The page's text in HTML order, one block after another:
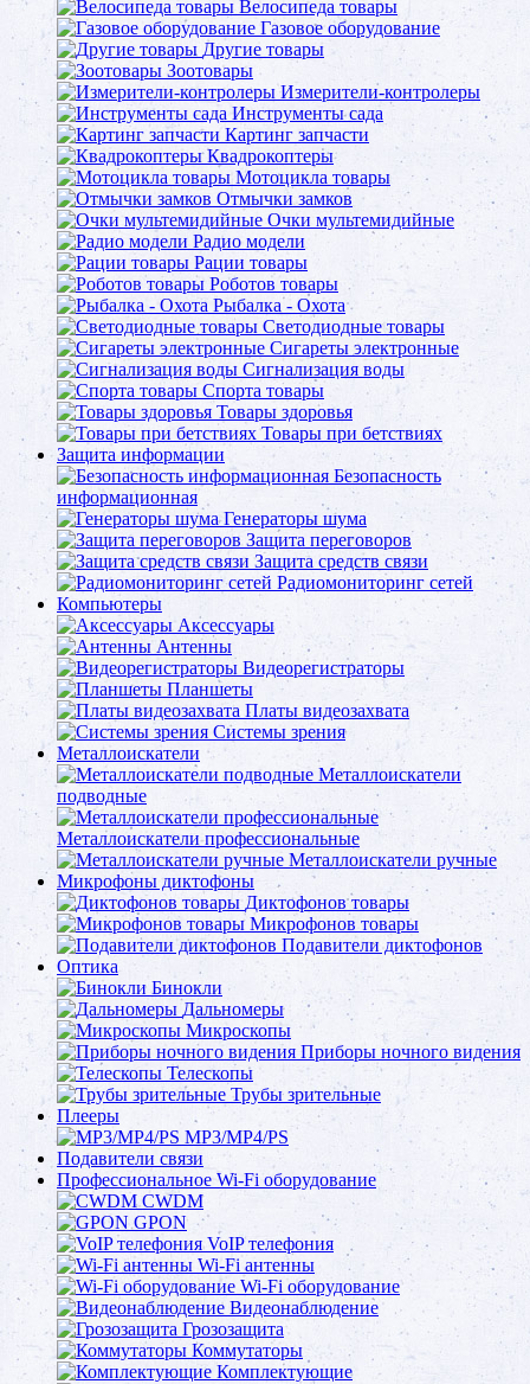
Велосипеда товары
Газовое оборудование
Другие товары
Зоотовары
Измерители-контролеры
Инструменты сада
Картинг запчасти
Квадрокоптеры
Мотоцикла товары
Отмычки замков
Очки мультемидийные
Радио модели
Рации товары
Роботов товары
Рыбалка - Охота
Светодиодные товары
Сигареты электронные
Сигнализация воды
Спорта товары
Товары здоровья
Товары при бетствиях
Защита информации
Безопасность
информационная
Генераторы шума
Защита переговоров
Защита средств связи
Радиомониторинг сетей
Компьютеры
Аксессуары
Антенны
Видеорегистраторы
Планшеты
Платы видеозахвата
Системы зрения
Металлоискатели
Металлоискатели
подводные
Металлоискатели профессиональные
Металлоискатели ручные
Микрофоны диктофоны
Диктофонов товары
Микрофонов товары
Подавители диктофонов
Оптика
Бинокли
Дальномеры
Микроскопы
Приборы ночного видения
Телескопы
Трубы зрительные
Плееры
MP3/MP4/PS
Подавители связи
Профессиональное Wi-Fi оборудование
CWDM
GPON
VoIP телефония
Wi-Fi антенны
Wi-Fi оборудование
Видеонаблюдение
Грозозащита
Коммутаторы
Комплектующие